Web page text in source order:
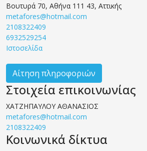
Βουτυρά 70, Αθήνα 111 43, Αττικής
metafores@hotmail.com
2108322409
6932529254
Ιστοσελίδα
Αίτηση πληροφοριών
Στοιχεία επικοινωνίας
ΧΑΤΖΗΠΑΥΛΟΥ ΑΘΑΝΑΣΙΟΣ
metafores@hotmail.com
2108322409
Κοινωνικά δίκτυα